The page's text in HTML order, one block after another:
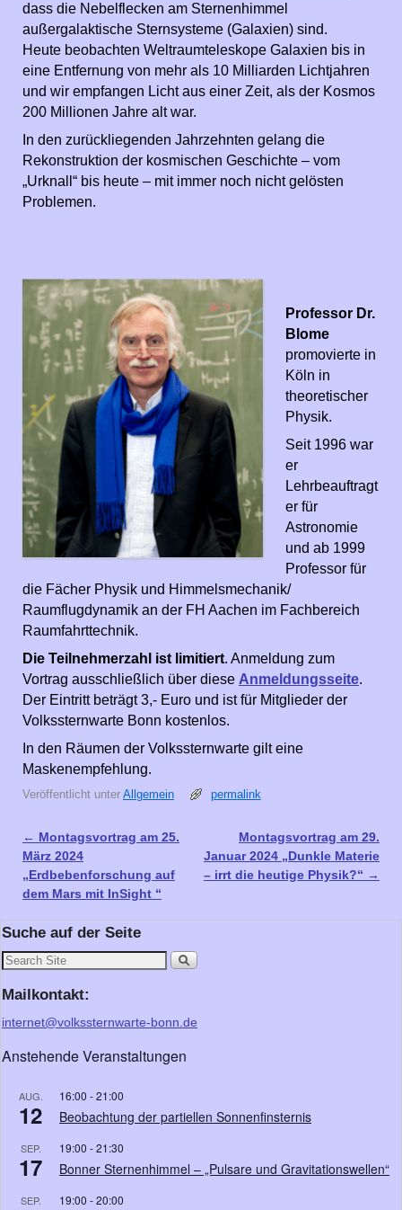
dass die Nebelflecken am Sternenhimmel
außergalaktische Sternsysteme (Galaxien) sind.
Heute beobachten Weltraumteleskope Galaxien bis in
eine Entfernung von mehr als 10 Milliarden Lichtjahren
und wir empfangen Licht aus einer Zeit, als der Kosmos
200 Millionen Jahre alt war.
In den zurückliegenden Jahrzehnten gelang die
Rekonstruktion der kosmischen Geschichte – vom
„Urknall“ bis heute – mit immer noch nicht gelösten
Problemen.
Professor Dr.
Blome
promovierte in
Köln in
theoretischer
Physik.
Seit 1996 war
er
Lehrbeauftragt
er für
Astronomie
und ab 1999
Professor für
die Fächer Physik und Himmelsmechanik/
Raumflugdynamik an der FH Aachen im Fachbereich
Raumfahrt­technik.
Die Teilnehmerzahl ist limitiert. Anmeldung zum
Vortrag ausschließlich über diese Anmeldungsseite.
Der Eintritt beträgt 3,- Euro und ist für Mitglieder der
Volkssternwarte Bonn kostenlos.
In den Räumen der Volkssternwarte gilt eine
Maskenempfehlung.
Veröffentlicht unter Allgemein permalink
Artikelnavigation
← Montagsvortrag am 25.
März 2024
„Erdbebenforschung auf
dem Mars mit InSight “
Montagsvortrag am 29.
Januar 2024 „Dunkle Materie
– irrt die heutige Physik?“ →
Suche auf der Seite
Mailkontakt:
internet@volkssternwarte-bonn.de
Anstehende Veranstaltungen
AUG.
12
16:00 -21:00
Beobachtung der partiellen Sonnenfinsternis
SEP.
17
19:00 -21:30
Bonner Sternenhimmel – „Pulsare und Gravitationswellen“
SEP. 19:00 -20:00